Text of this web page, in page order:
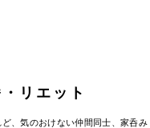
リエット
、気のおけない仲間同士、家呑み